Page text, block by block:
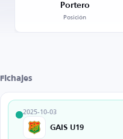
Portero
Posición
Fichajes
2025-10-03
GAIS U19